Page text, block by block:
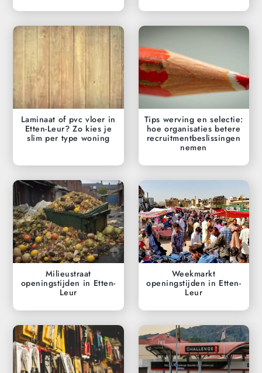
Laminaat of pvc vloer in
Etten-Leur? Zo kies je
slim per type woning
Tips werving en selectie:
hoe organisaties betere
recruitmentbeslissingen
nemen
Milieustraat
openingstijden in Etten-
Leur
Weekmarkt
openingstijden in Etten-
Leur